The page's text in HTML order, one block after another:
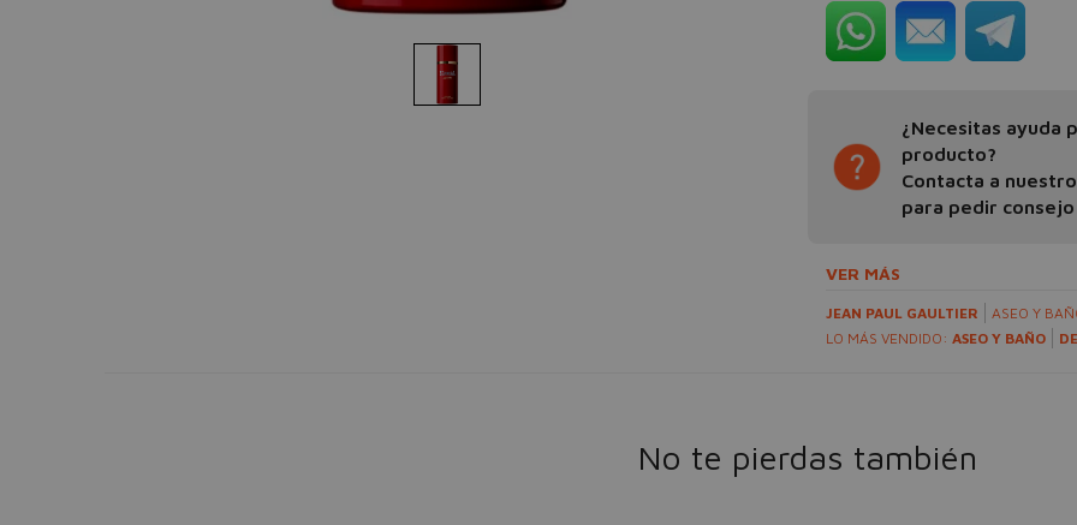
¿Necesitas ayuda
producto?
Contacta a
para pedir consejo
VER MÁS
JEAN PAUL GAULTIER ASEO Y
LO MÁS VENDIDO: ASEO Y BAÑO
No te pierdas también